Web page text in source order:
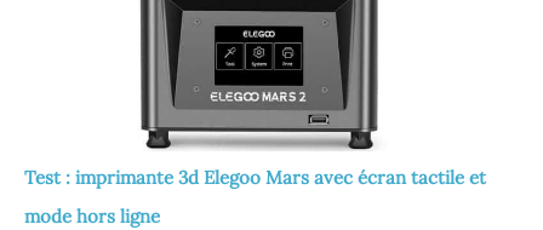
Test : imprimante 3d Elegoo Mars avec écran tactile et
mode hors ligne